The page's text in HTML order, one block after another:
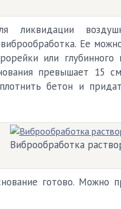
ликвидации
Ее
или глубинного
превышает 15
бетон и
Виброобработка
готово. Можно